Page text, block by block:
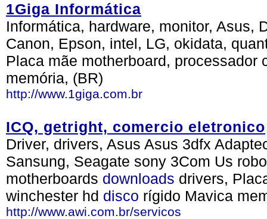
1Giga Informática
Informática, hardware, monitor, Asus,
Canon, Epson, intel, LG, okidata,
Placa mãe motherboard, processador
memória, (BR)
http://www.1giga.com.br
ICQ, getright, comercio eletronico
Driver, drivers, Asus Asus 3dfx
Sansung, Seagate sony 3Com Us
motherboards downloads drivers,
winchester hd disco rígido Mavica
http://www.awi.com.br/servicos